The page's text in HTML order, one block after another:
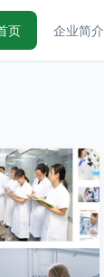
页 企业简介